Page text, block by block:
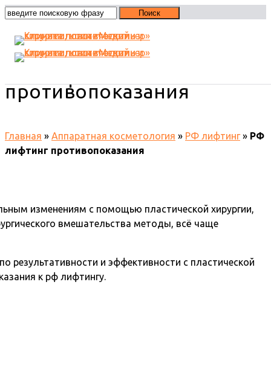
противопоказания
Главная » Аппаратная косметология » РФ лифтинг» РФ
лифтинг противопоказания
изменениям с помощью пластической хирургии,
вмешательства методы, всё чаще
и эффективности с пластической
к рф лифтингу.